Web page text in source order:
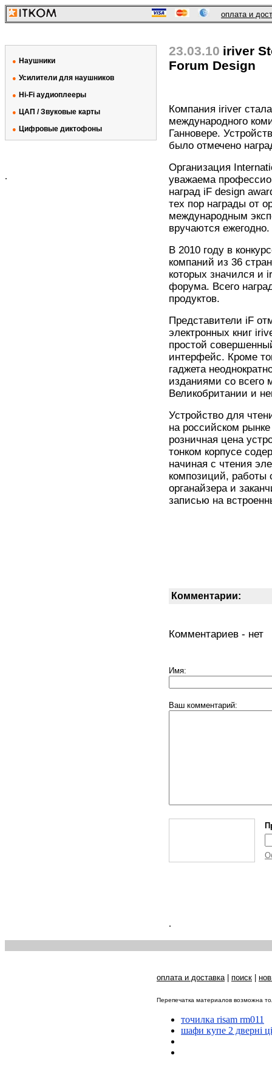
оплата и
● Наушники
● Усилители для наушников
● Hi-Fi аудиоплееры
● ЦАП / Звуковые карты
● Цифровые диктофоны
.
23.03.10 iriver
Forum Design
Компания iriver
международного
Ганновере.
было отмечено
Организация
уважаема
наград iF design
тех пор награды от
международным
вручаются ежегодно.
В 2010 году в
компаний из 36
которых значился и
форума. Всего
продуктов.
Представители iF
электронных книг
простой
интерфейс. Кроме
гаджета
изданиями со всего
Великобритании и
Устройство для
на российском
розничная цена
тонком корпусе
начиная с чтения
композиций,
органайзера и
записью на
Комментарии:
Комментариев - нет
Имя:
Ваш комментарий:
.
оплата и доставка| поиск
Перепечатка материалов возможна
точилка risam rm011
шафи купе 2 дверні